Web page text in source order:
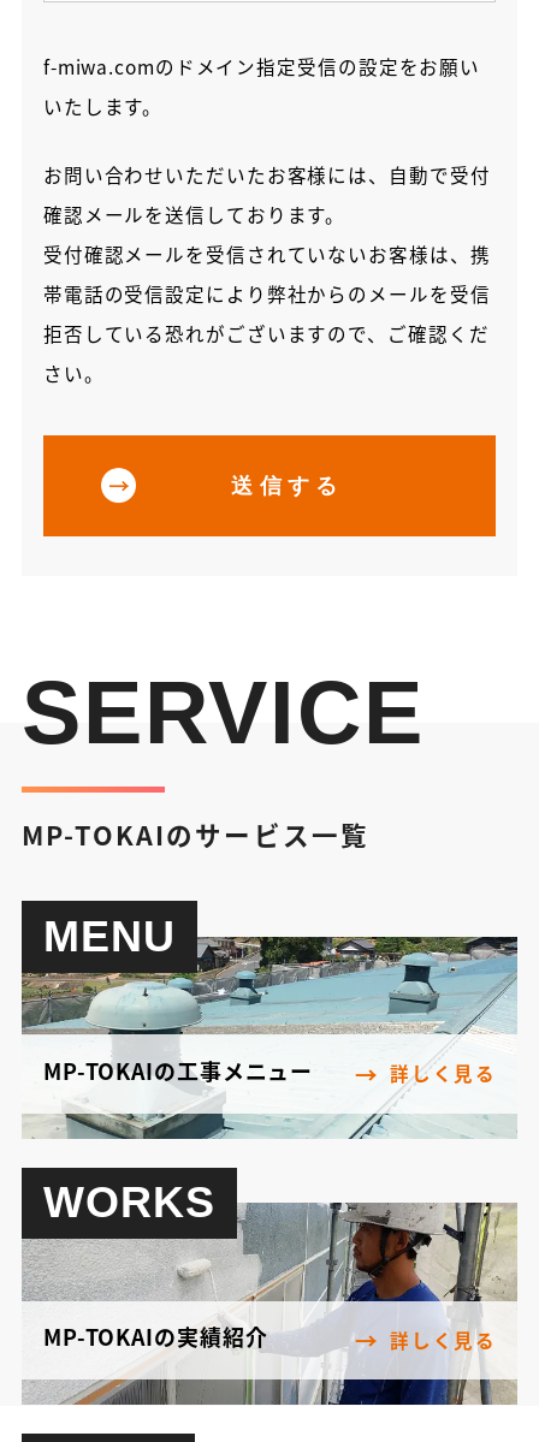
f-miwa.comのドメイン指定受信の設定をお願い
いたします。
お問い合わせいただいたお客様には、自動で受付
確認メールを送信しております。
受付確認メールを受信されていないお客様は、 携
帯電話の受信設定により弊社からのメールを受信
拒否している恐れがございますので、ご確認くだ
さい。
SERVICE
MP-TOKAIのサービス一覧
MENU
MP-TOKAIの工事メニュー 詳しく見る
WORKS
MP-TOKAIの実績紹介 詳しく見る